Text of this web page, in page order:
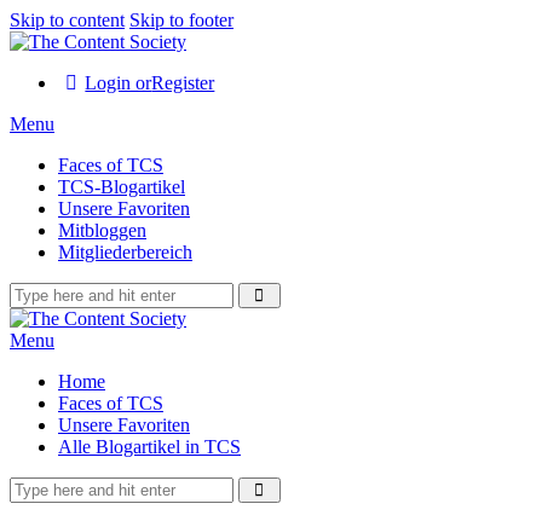
Skip to content Skip to footer
Login orRegister
Menu
Faces of TCS
TCS-Blogartikel
Unsere Favoriten
Mitbloggen
Mitgliederbereich
Menu
Home
Faces of TCS
Unsere Favoriten
Alle Blogartikel in TCS